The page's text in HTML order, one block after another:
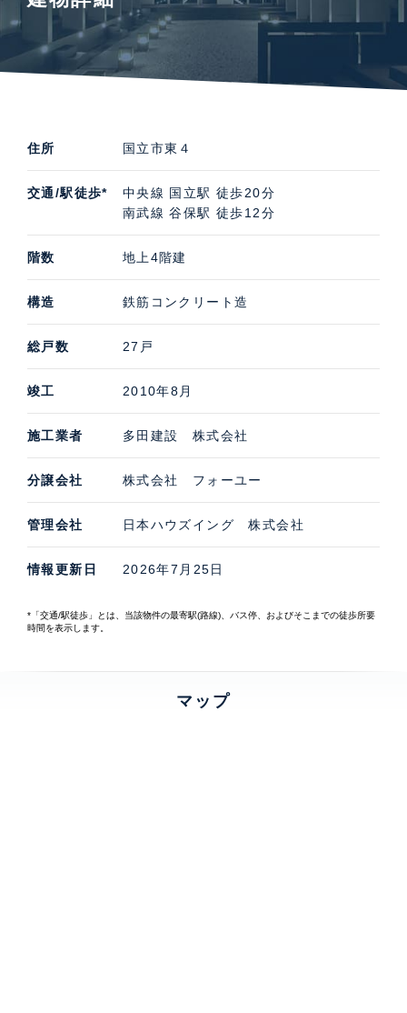
住所 国立市東４
交通/駅徒歩*
中央線 国立駅 徒歩20分
南武線 谷保駅 徒歩12分
階数 地上4階建
構造 鉄筋コンクリート造
総戸数 27戸
竣工 2010年8月
施工業者 多田建設 株式会社
分譲会社 株式会社 フォーユー
管理会社 日本ハウズイング 株式会社
情報更新日 2026年7月25日
*「交通/駅徒歩」とは、当該物件の最寄駅(路線)、バス停、およびそこまでの徒歩所要
時間を表示します。
マップ